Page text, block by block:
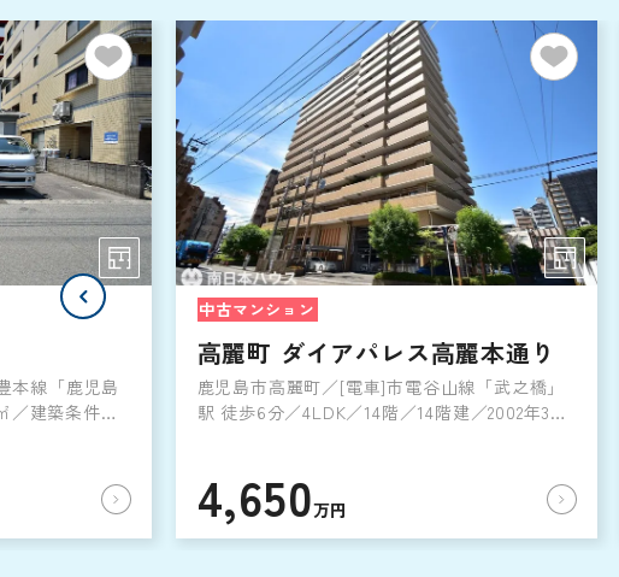
本線「鹿児島
／建築条件な
中古マンション
高麗町 ダイアパレス高麗本通り
鹿児島市高麗町／[電車]市電谷山線「武之橋」
駅 徒歩6分／4LDK／14階／14階建／2002年3月
4,650万円